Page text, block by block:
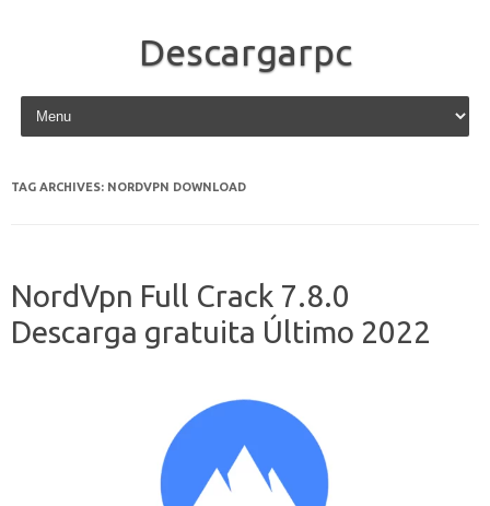
Descargarpc
Skip to content
TAG ARCHIVES: NORDVPN DOWNLOAD
NordVpn Full Crack 7.8.0
Descarga gratuita Último 2022